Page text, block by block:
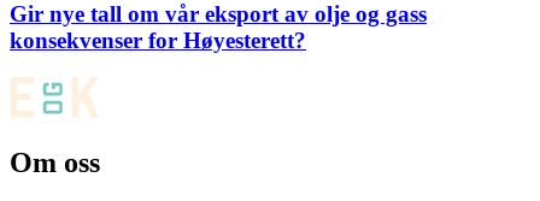
Gir nye tall om vår eksport av olje og gass
konsekvenser for Høyesterett?
Om oss